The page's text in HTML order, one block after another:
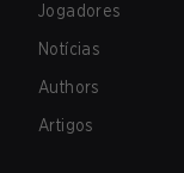
Jogadores
Notícias
Authors
Artigos